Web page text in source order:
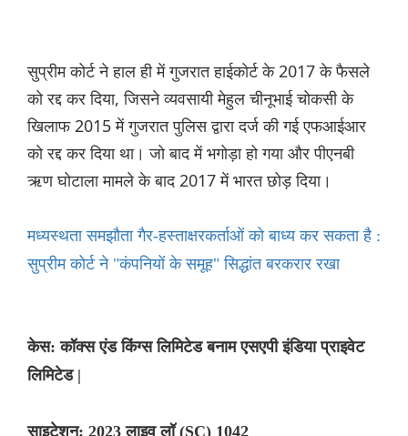
सुप्रीम कोर्ट ने हाल ही में गुजरात हाईकोर्ट के 2017 के फैसले
को रद्द कर दिया, जिसने व्यवसायी मेहुल चीनूभाई चोकसी के
खिलाफ 2015 में गुजरात पुलिस द्वारा दर्ज की गई एफआईआर
को रद्द कर दिया था। जो बाद में भगोड़ा हो गया और पीएनबी
ऋण घोटाला मामले के बाद 2017 में भारत छोड़ दिया।
मध्यस्थता समझौता गैर-हस्ताक्षरकर्ताओं को बाध्य कर सकता है :
सुप्रीम कोर्ट ने "कंपनियों के समूह" सिद्धांत बरकरार रखा
केस: कॉक्स एंड किंग्स लिमिटेड बनाम एसएपी इंडिया प्राइवेट
लिमिटेड |
साइटेशन: 2023 लाइव लॉ (SC) 1042